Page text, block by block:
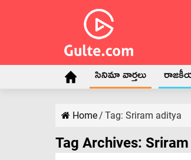
సినిమా వార్తలు
Home/ Tag: Sriram aditya
Tag Archives: